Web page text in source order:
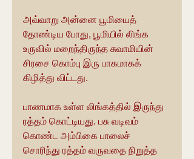
அவ்வாறு அன்னை பூமியைத்
தோண்டிய போது, பூமியில் லிங்க
உருவில் மறைந்திருந்த சுவாமியின்
சிரசை கொம்பு இரு பாகமாகக்
கிழித்து விட்டது.
பாணமாக உள்ள லிங்கத்தில் இருந்து
ரத்தம் கொட்டியது. பசு வடிவம்
கொண்ட அம்பிகை பாலைச்
சொரிந்து ரத்தம் வருவதை நிறுத்த